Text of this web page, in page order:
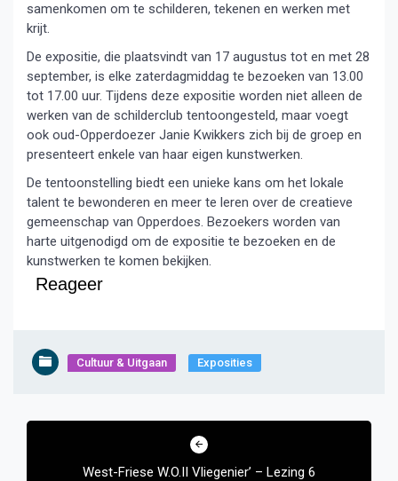
samenkomen om te schilderen, tekenen en werken met
krijt.
De expositie, die plaatsvindt van 17 augustus tot en met 28
september, is elke zaterdagmiddag te bezoeken van 13.00
tot 17.00 uur. Tijdens deze expositie worden niet alleen de
werken van de schilderclub tentoongesteld, maar voegt
ook oud-Opperdoezer Janie Kwikkers zich bij de groep en
presenteert enkele van haar eigen kunstwerken.
De tentoonstelling biedt een unieke kans om het lokale
talent te bewonderen en meer te leren over de creatieve
gemeenschap van Opperdoes. Bezoekers worden van
harte uitgenodigd om de expositie te bezoeken en de
kunstwerken te komen bekijken.
Reageer
Cultuur & Uitgaan Exposities
Bericht
West-Friese W.O.II Vliegenier’ – Lezing 6